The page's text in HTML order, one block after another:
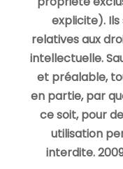
explicite).
relatives aux
intellectuelle.
et préalable,
en partie, par
ce soit, pour
utilisation
interdite.